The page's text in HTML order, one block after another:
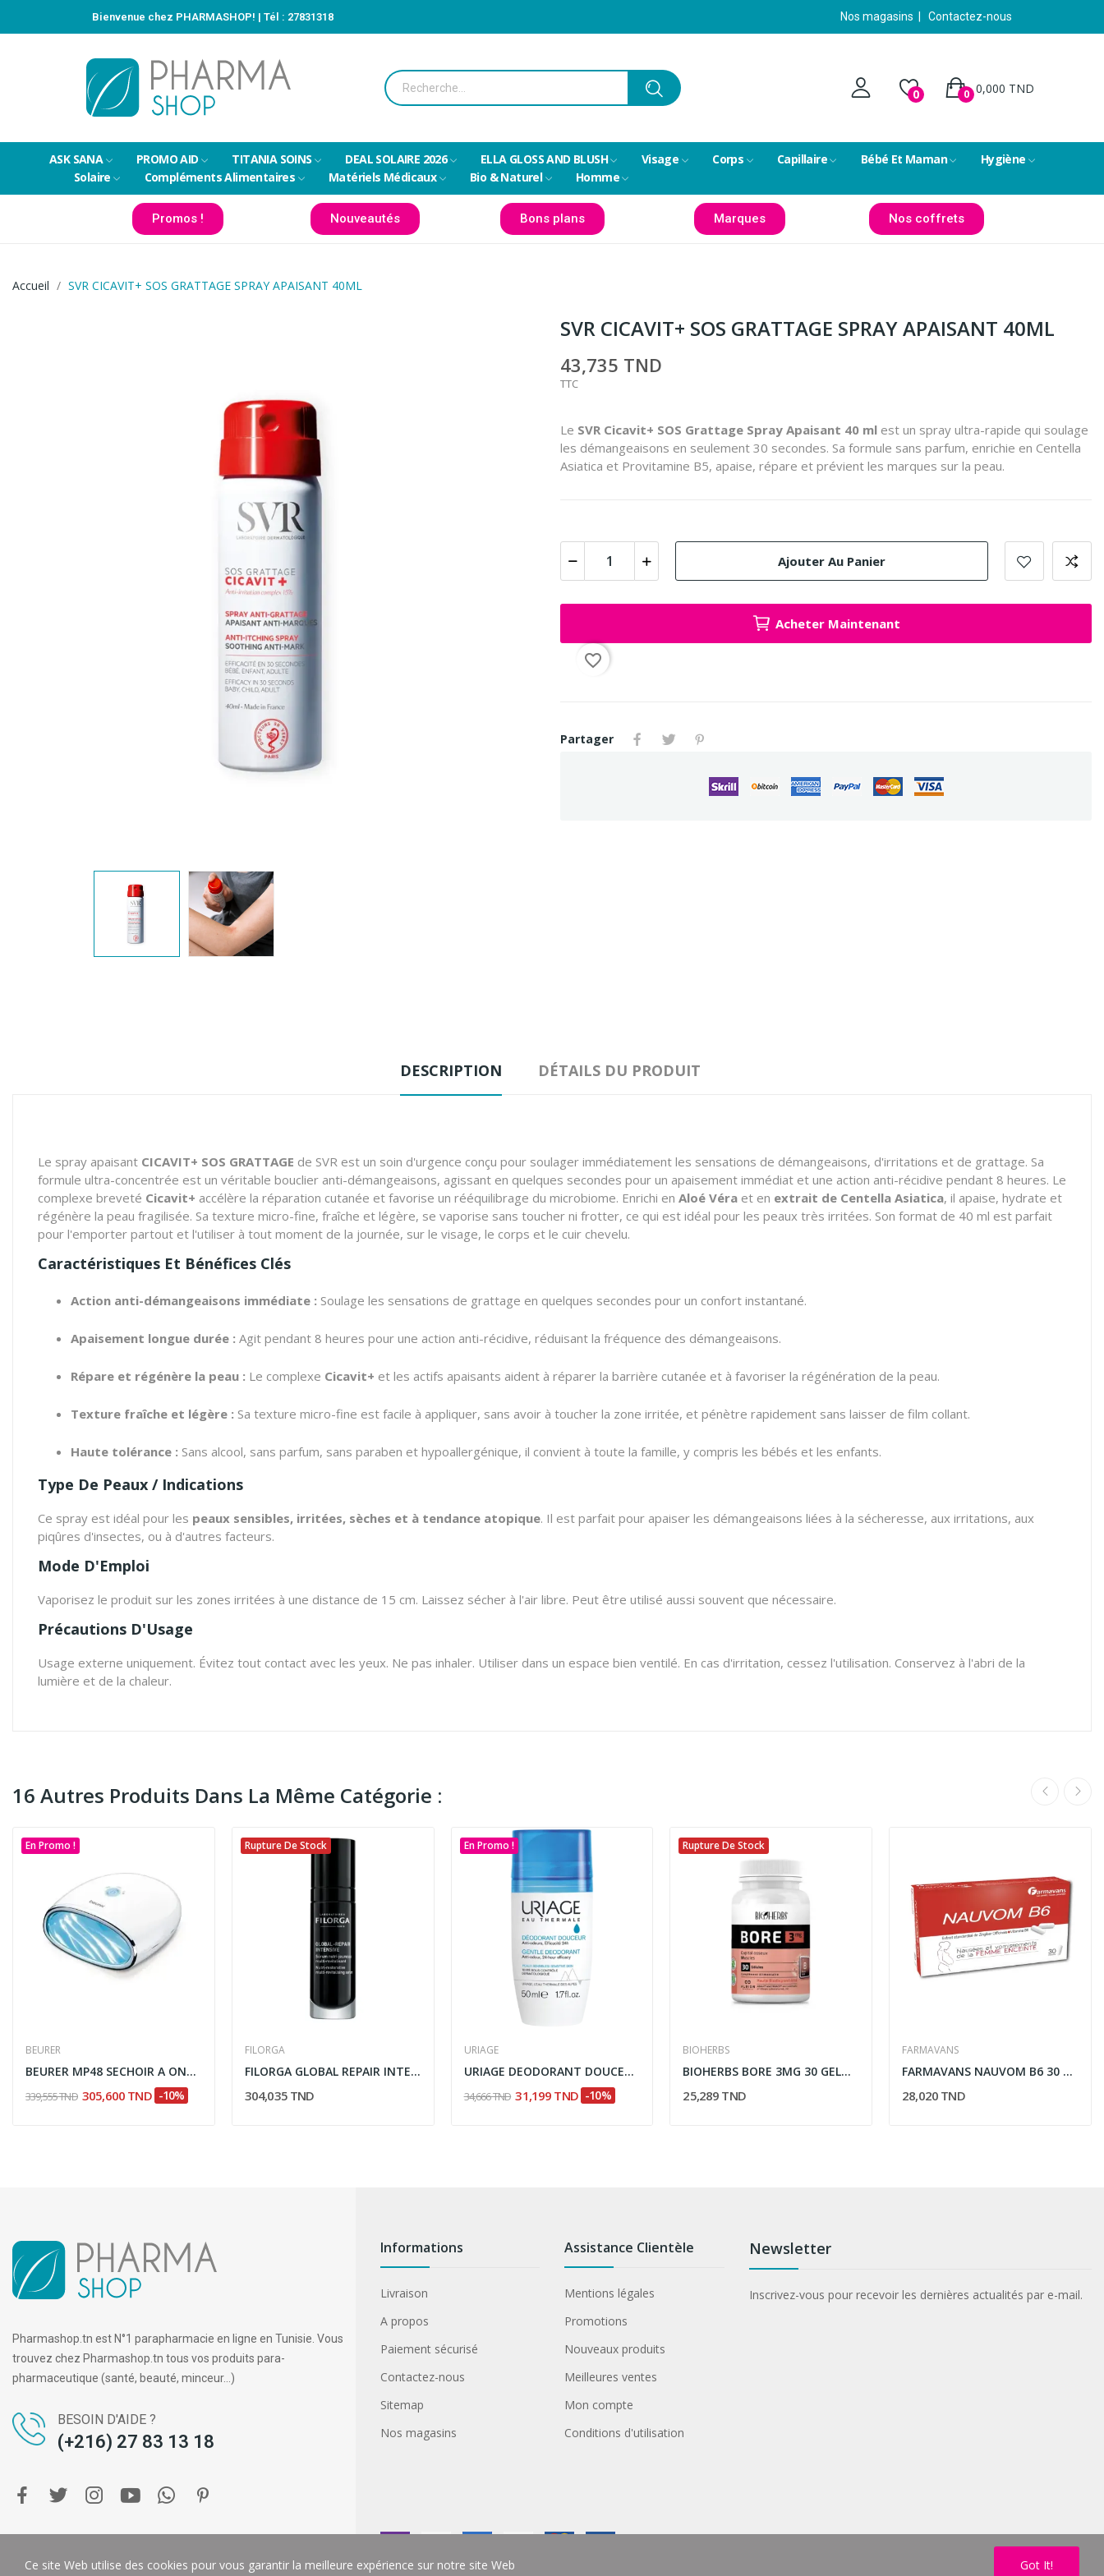
Bienvenue chez PHARMASHOP! | Tél : 27831318 Nos magasins Contactez-nous
0 0,000 TND
0
ASK SANA PROMO AID TITANIA SOINS DEAL SOLAIRE 2026 ELLA GLOSS AND BLUSH Visage Corps Capillaire Bébé Et Maman
Hygiène
Solaire
Compléments Alimentaires Matériels Médicaux Bio & Naturel Homme
Promos ! Nouveautés Bons plans Marques Nos coffrets
Accueil SVR CICAVIT+ SOS GRATTAGE SPRAY APAISANT 40ML
SVR CICAVIT+ SOS GRATTAGE SPRAY APAISANT 40ML
43,735 TND
TTC
Le SVR Cicavit+ SOS Grattage Spray Apaisant 40 ml est un spray ultra-rapide qui soulage
les démangeaisons en seulement 30 secondes. Sa formule sans parfum, enrichie en Centella
Asiatica et Provitamine B5, apaise, répare et prévient les marques sur la peau.
Ajouter Au Panier
Acheter Maintenant
favorite_border
Partager
DESCRIPTION DÉTAILS DU PRODUIT
Le spray apaisant CICAVIT+ SOS GRATTAGE de SVR est un soin d'urgence conçu pour soulager immédiatement les sensations de démangeaisons, d'irritations et de grattage. Sa
formule ultra-concentrée est un véritable bouclier anti-démangeaisons, agissant en quelques secondes pour un apaisement immédiat et une action anti-récidive pendant 8 heures. Le
complexe breveté Cicavit+ accélère la réparation cutanée et favorise un rééquilibrage du microbiome. Enrichi en Aloé Véra et en extrait de Centella Asiatica, il apaise, hydrate et
régénère la peau fragilisée. Sa texture micro-fine, fraîche et légère, se vaporise sans toucher ni frotter, ce qui est idéal pour les peaux très irritées. Son format de 40 ml est parfait
pour l'emporter partout et l'utiliser à tout moment de la journée, sur le visage, le corps et le cuir chevelu.
Caractéristiques Et Bénéfices Clés
Action anti-démangeaisons immédiate : Soulage les sensations de grattage en quelques secondes pour un confort instantané.
Apaisement longue durée : Agit pendant 8 heures pour une action anti-récidive, réduisant la fréquence des démangeaisons.
Répare et régénère la peau : Le complexe Cicavit+ et les actifs apaisants aident à réparer la barrière cutanée et à favoriser la régénération de la peau.
Texture fraîche et légère : Sa texture micro-fine est facile à appliquer, sans avoir à toucher la zone irritée, et pénètre rapidement sans laisser de film collant.
Haute tolérance : Sans alcool, sans parfum, sans paraben et hypoallergénique, il convient à toute la famille, y compris les bébés et les enfants.
Type De Peaux / Indications
Ce spray est idéal pour les peaux sensibles, irritées, sèches et à tendance atopique. Il est parfait pour apaiser les démangeaisons liées à la sécheresse, aux irritations, aux
piqûres d'insectes, ou à d'autres facteurs.
Mode D'Emploi
Vaporisez le produit sur les zones irritées à une distance de 15 cm. Laissez sécher à l'air libre. Peut être utilisé aussi souvent que nécessaire.
Précautions D'Usage
Usage externe uniquement. Évitez tout contact avec les yeux. Ne pas inhaler. Utiliser dans un espace bien ventilé. En cas d'irritation, cessez l'utilisation. Conservez à l'abri de la
lumière et de la chaleur.
16 Autres Produits Dans La Même Catégorie :
En Promo !
BEURER
BEURER MP48 SECHOIR A ONGLES UV
339,555 TND 305,600 TND -10%
Rupture De Stock
FILORGA
FILORGA GLOBAL REPAIR INTENSIVE SERUM NUTRI...
304,035 TND
En Promo !
URIAGE
URIAGE DEODORANT DOUCEUR 50ML
34,666 TND 31,199 TND -10%
Rupture De Stock
BIOHERBS
BIOHERBS BORE 3MG 30 GELULES
25,289 TND
FARMAVANS
FARMAVANS NAUVOM B6 30 GELULES
28,020 TND
Pharmashop.tn est N°1 parapharmacie en ligne en Tunisie. Vous
trouvez chez Pharmashop.tn tous vos produits para-
pharmaceutique (santé, beauté, minceur...)
BESOIN D'AIDE ?
(+216) 27 83 13 18
Informations
Livraison
A propos
Paiement sécurisé
Contactez-nous
Sitemap
Nos magasins
Assistance Clientèle
Mentions légales
Promotions
Nouveaux produits
Meilleures ventes
Mon compte
Conditions d'utilisation
Newsletter
Inscrivez-vous pour recevoir les dernières actualités par e-mail.
Ce site Web utilise des cookies pour vous garantir la meilleure expérience sur notre site Web Got It!